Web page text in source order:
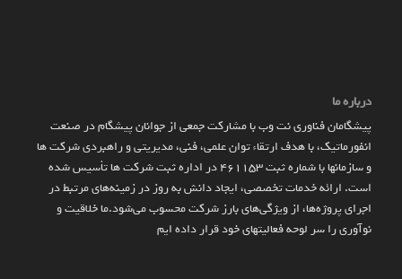
درباره ما
پیشگامان فناوری نت وب با مشارکت جمعی از جوانان پیشگام در صنعت
انفورماتیک، با هدف ارتقاء توان علمی، فنی، مدیریتی و راهبردی شرکت ها
و سازمان­ها با شماره ثبت 461153 در اداره ثبت شرکت ها تأسیس شده
است. ارائه خدمات تخصصی، ایجاد دانش به‌ روز در زمینه‌های مرتبط در
اجرای پروژه‌ها، از ویژگی‌های بارز شرکت محسوب می‌شود.ما خلاقیت و
نوآوری را سر لوحه فعالیتهای خود قرار داده ایم